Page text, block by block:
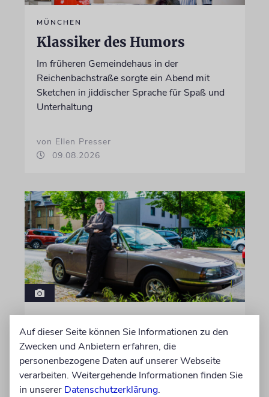
MÜNCHEN
Klassiker des Humors
Im früheren Gemeindehaus in der
Reichenbachstraße sorgte ein Abend mit
Sketchen in jiddischer Sprache für Spaß und
Unterhaltung
von Ellen Presser
09.08.2026
Stil auf Rädern
Der Swing-Musiker Andrej Hermlin sammelt
Oldtimer – und fährt sie, statt sie nur in der
Garage zu bewundern. Ein Besuch in Pankow
Auf dieser Seite können Sie Informationen zu den
Zwecken und Anbietern erfahren, die
personenbezogene Daten auf unserer Webseite
verarbeiten. Weitergehende Informationen finden Sie
in unserer Datenschutzerklärung.